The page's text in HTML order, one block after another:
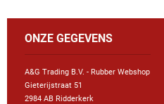
ONZE GEGEVENS
A&G Trading B.V. - Rubber Webshop
Gieterijstraat 51
2984 AB Ridderkerk